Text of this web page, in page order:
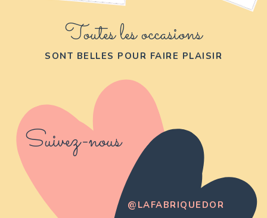
Toutes les occasions
SONT BELLES POUR FAIRE PLAISIR
Suivez-nous
@LAFABRIQUEDOR